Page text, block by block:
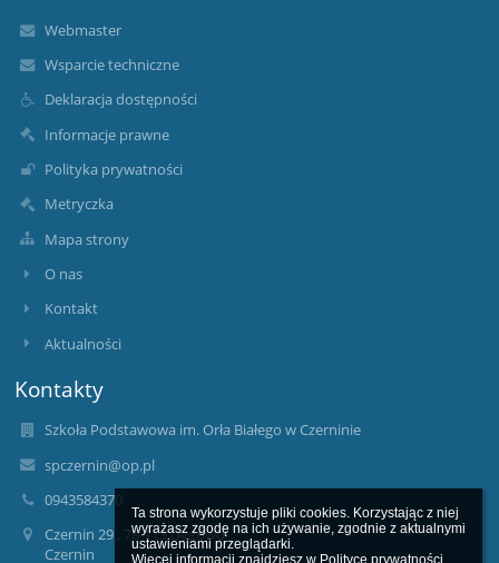
Ta strona wykorzystuje pliki cookies. Korzystając z niej
wyrażasz zgodę na ich używanie, zgodnie z aktualnymi
ustawieniami przeglądarki.
Więcej informacji znajdziesz w Polityce prywatności.
Webmaster
Wsparcie techniczne
Deklaracja dostępności
Informacje prawne
Polityka prywatności
Metryczka
Mapa strony
O nas
Kontakt
Aktualności
Kontakty
Szkoła Podstawowa im. Orła Białego w Czerninie
spczernin@op.pl
0943584370
Czernin 29 , 78-113 Dygowo
Czernin